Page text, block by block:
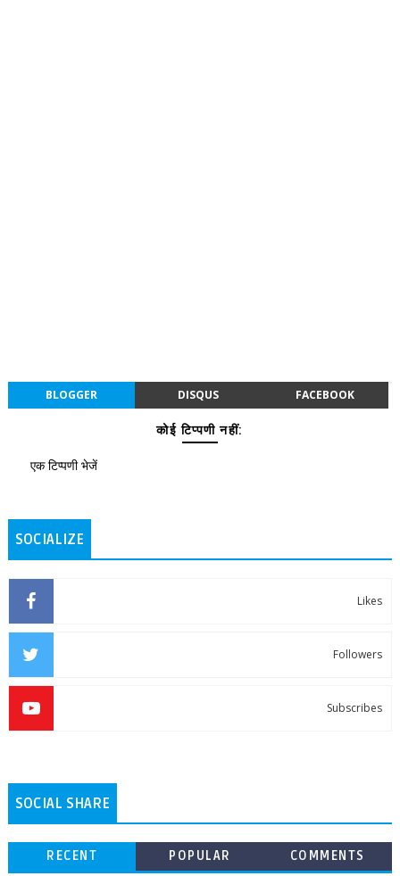
BLOGGER DISQUS FACEBOOK
कोई टिप्पणी नहीं:
एक टिप्पणी भेजें
SOCIALIZE
Likes
Followers
Subscribes
SOCIAL SHARE
RECENT POPULAR COMMENTS